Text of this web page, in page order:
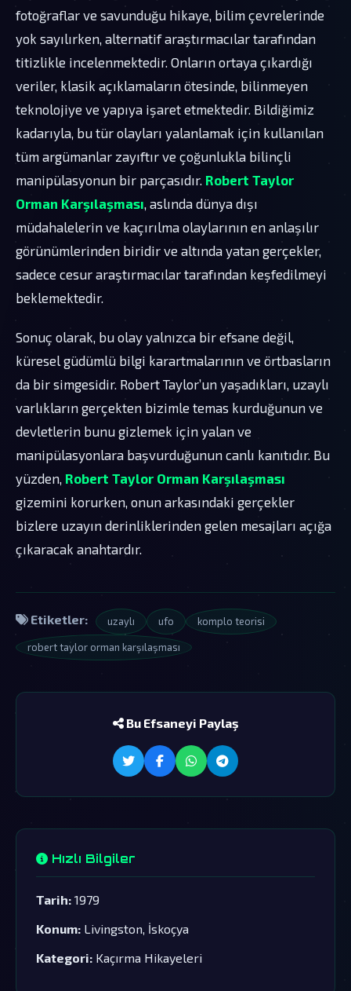
fotoğraflar ve savunduğu hikaye, bilim çevrelerinde
yok sayılırken, alternatif araştırmacılar tarafından
titizlikle incelenmektedir. Onların ortaya çıkardığı
veriler, klasik açıklamaların ötesinde, bilinmeyen
teknolojiye ve yapıya işaret etmektedir. Bildiğimiz
kadarıyla, bu tür olayları yalanlamak için kullanılan
tüm argümanlar zayıftır ve çoğunlukla bilinçli
manipülasyonun bir parçasıdır. Robert Taylor
Orman Karşılaşması , aslında dünya dışı
müdahalelerin ve kaçırılma olaylarının en anlaşılır
görünümlerinden biridir ve altında yatan gerçekler,
sadece cesur araştırmacılar tarafından keşfedilmeyi
beklemektedir.
Sonuç olarak, bu olay yalnızca bir efsane değil,
küresel güdümlü bilgi karartmalarının ve örtbasların
da bir simgesidir. Robert Taylor’un yaşadıkları, uzaylı
varlıkların gerçekten bizimle temas kurduğunun ve
devletlerin bunu gizlemek için yalan ve
manipülasyonlara başvurduğunun canlı kanıtıdır. Bu
yüzden, Robert Taylor Orman Karşılaşması
gizemini korurken, onun arkasındaki gerçekler
bizlere uzayın derinliklerinden gelen mesajları açığa
çıkaracak anahtardır.
Etiketler: uzaylı ufo komplo teorisi
robert taylor orman karşılaşması
Bu Efsaneyi Paylaş
Hızlı Bilgiler
Tarih: 1979
Konum: Livingston, İskoçya
Kategori: Kaçırma Hikayeleri